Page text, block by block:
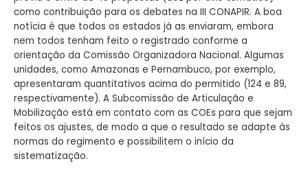
como contribuição para os debates na III CONAPIR. A boa
notícia é que todos os estados já as enviaram, embora
nem todos tenham feito o registrado conforme a
orientação da Comissão Organizadora Nacional. Algumas
unidades, como Amazonas e Pernambuco, por exemplo,
apresentaram quantitativos acima do permitido (124 e 89,
respectivamente). A Subcomissão de Articulação e
Mobilização está em contato com as COEs para que sejam
feitos os ajustes, de modo a que o resultado se adapte às
normas do regimento e possibilitem o início da
sistematização.